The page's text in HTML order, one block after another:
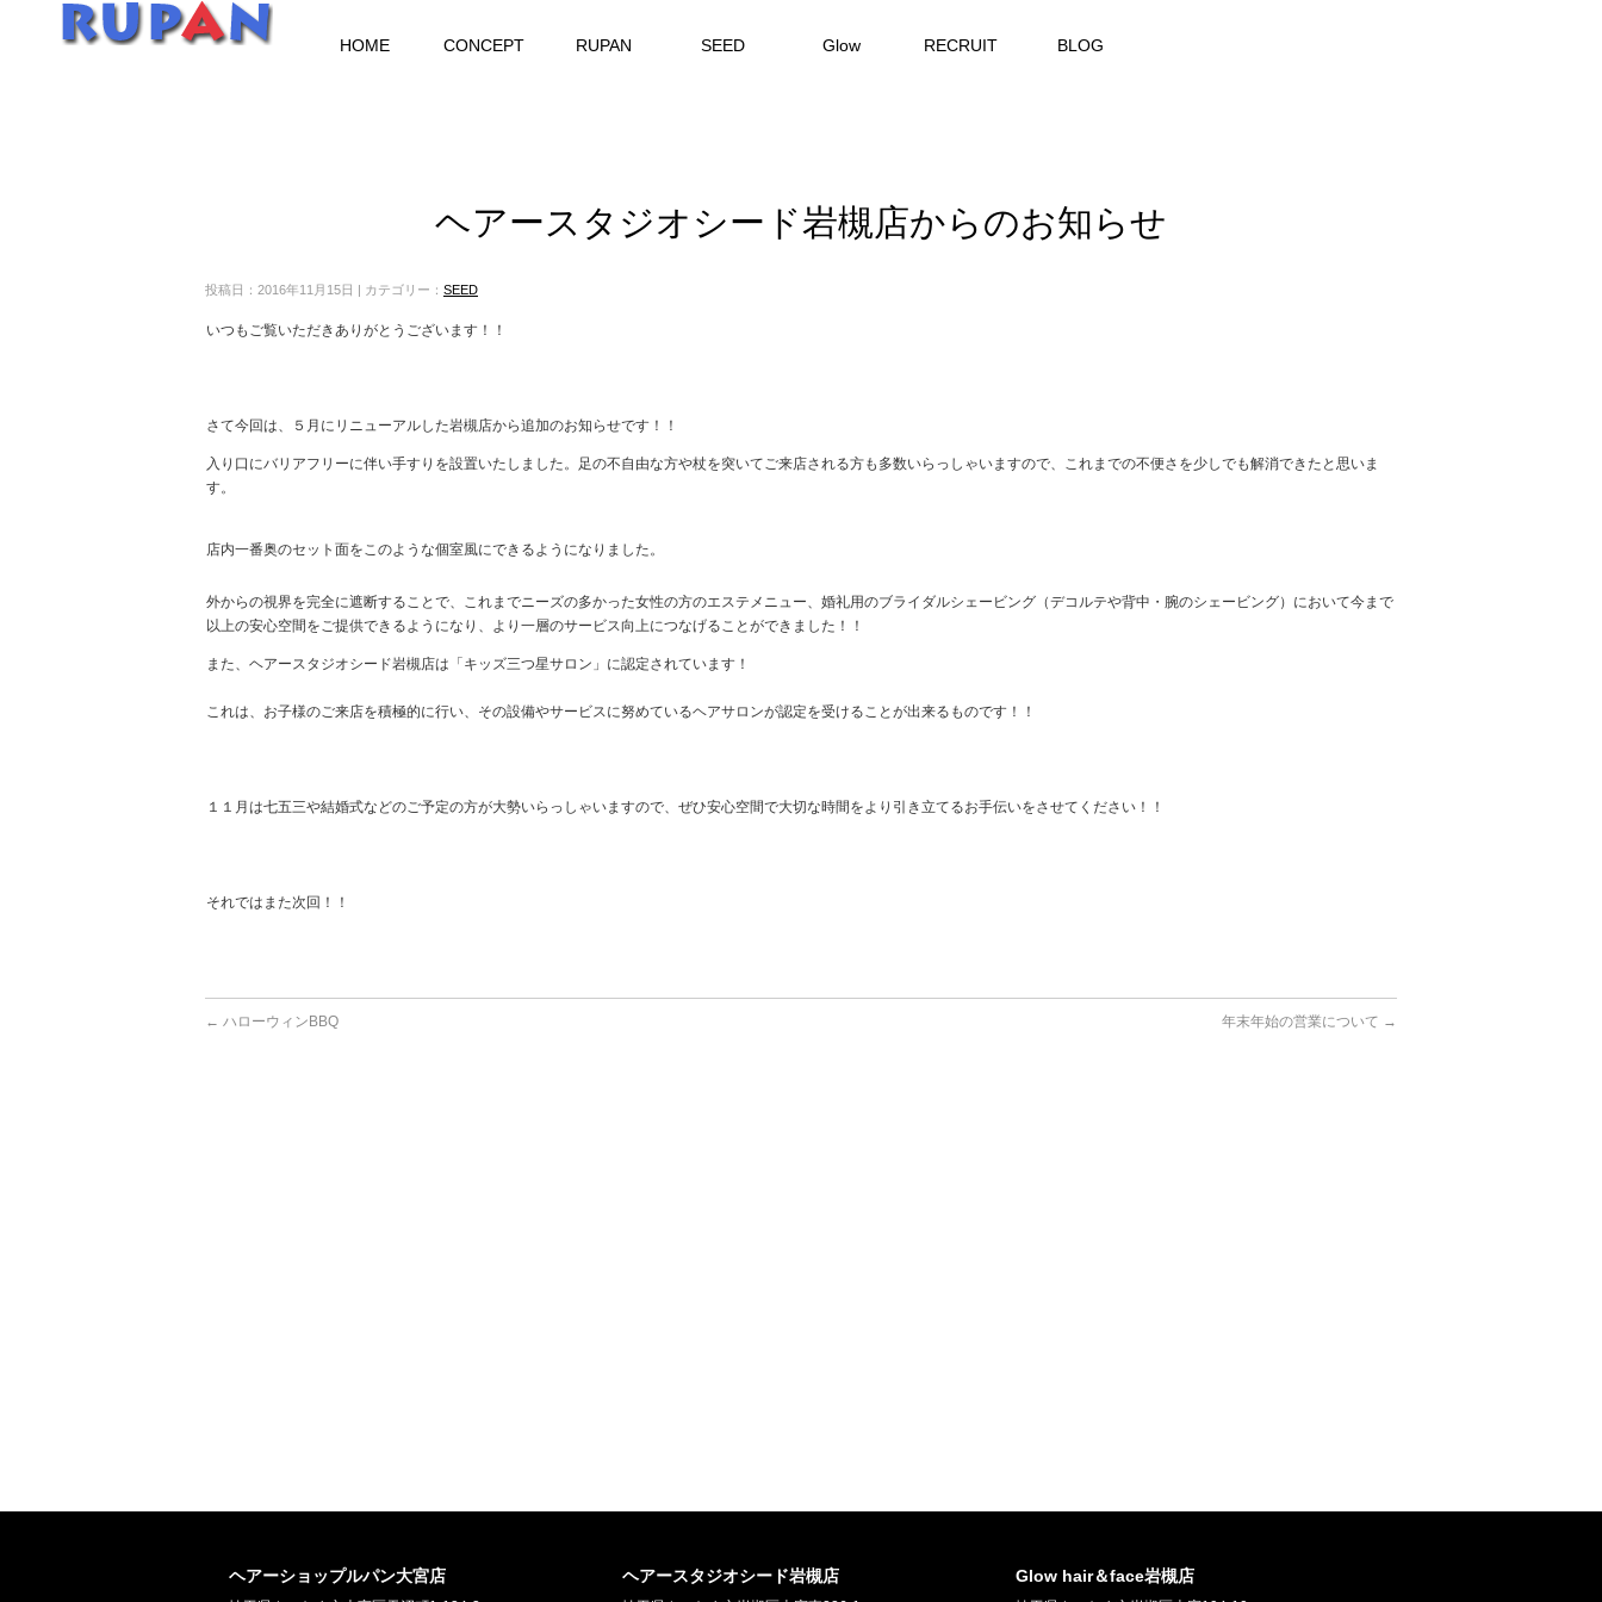
HOME CONCEPT RUPAN SEED Glow RECRUIT BLOG
ヘアースタジオシード岩槻店からのお知らせ
投稿日：2016年11月15日 | カテゴリー： SEED
いつもご覧いただきありがとうございます！！
さて今回は、５月にリニューアルした岩槻店から追加のお知らせです！！
入り口にバリアフリーに伴い手すりを設置いたしました。足の不自由な方や杖を突いてご来店される方も多数いらっしゃいますので、これまでの不便さを少しでも解消できたと思いま
す。
店内一番奥のセット面をこのような個室風にできるようになりました。
外からの視界を完全に遮断することで、これまでニーズの多かった女性の方のエステメニュー、婚礼用のブライダルシェービング（デコルテや背中・腕のシェービング）において今まで
以上の安心空間をご提供できるようになり、より一層のサービス向上につなげることができました！！
また、ヘアースタジオシード岩槻店は「キッズ三つ星サロン」に認定されています！
これは、お子様のご来店を積極的に行い、その設備やサービスに努めているヘアサロンが認定を受けることが出来るものです！！
１１月は七五三や結婚式などのご予定の方が大勢いらっしゃいますので、ぜひ安心空間で大切な時間をより引き立てるお手伝いをさせてください！！
それではまた次回！！
← ハローウィンBBQ 年末年始の営業について →
ヘアーショップルパン大宮店 ヘアースタジオシード岩槻店 Glow hair＆face岩槻店